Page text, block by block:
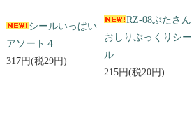
シールいっぱい
アソート４
317円(税29円)
RZ-08ぶたさん
おしりぷっくりシー
ル
215円(税20円)